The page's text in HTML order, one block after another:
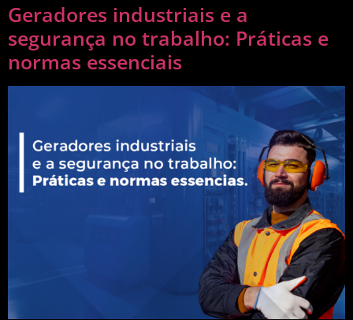
Geradores industriais e a
segurança no trabalho: Práticas e
normas essenciais